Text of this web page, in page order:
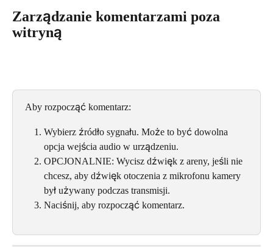
Zarządzanie komentarzami poza
witryną
Aby rozpocząć komentarz:
Wybierz źródło sygnału. Może to być dowolna
opcja wejścia audio w urządzeniu.
OPCJONALNIE: Wycisz dźwięk z areny, jeśli nie
chcesz, aby dźwięk otoczenia z mikrofonu kamery
był używany podczas transmisji.
Naciśnij, aby rozpocząć komentarz.